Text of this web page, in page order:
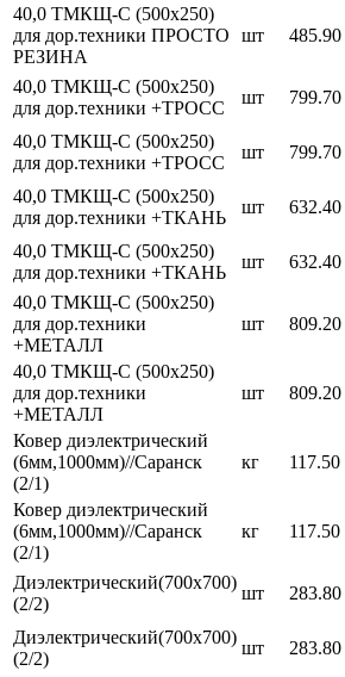
40,0 ТМКЩ-С (500х250)
для дор.техники ПРОСТО
РЕЗИНА
шт 485.90
40,0 ТМКЩ-С (500х250)
для дор.техники +ТРОСС
шт 799.70
40,0 ТМКЩ-С (500х250)
для дор.техники +ТРОСС
шт 799.70
40,0 ТМКЩ-С (500х250)
для дор.техники +ТКАНЬ
шт 632.40
40,0 ТМКЩ-С (500х250)
для дор.техники +ТКАНЬ
шт 632.40
40,0 ТМКЩ-С (500х250)
для дор.техники
+МЕТАЛЛ
шт 809.20
40,0 ТМКЩ-С (500х250)
для дор.техники
+МЕТАЛЛ
шт 809.20
Ковер диэлектрический
(6мм,1000мм)//Саранск
(2/1)
кг 117.50
Ковер диэлектрический
(6мм,1000мм)//Саранск
(2/1)
кг 117.50
Диэлектрический(700х700)
(2/2)
шт 283.80
Диэлектрический(700х700)
(2/2)
шт 283.80